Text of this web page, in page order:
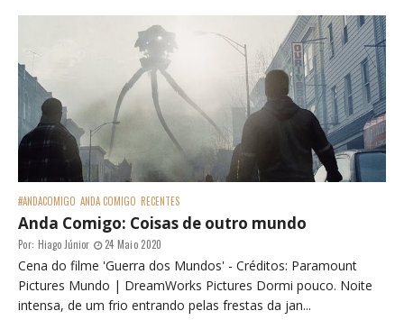
#ANDACOMIGO ANDA COMIGO RECENTES
Anda Comigo: Coisas de outro mundo
Por: Hiago Júnior 24 Maio 2020
Cena do filme 'Guerra dos Mundos' - Créditos: Paramount
Pictures Mundo | DreamWorks Pictures Dormi pouco. Noite
intensa, de um frio entrando pelas frestas da jan...